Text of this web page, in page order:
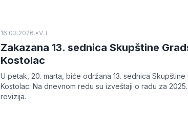
16.03.2026.•V. I.
Zakazana 13. sednica Skupštine
Kostolac
U petak, 20. marta, biće održana 13. sednica
Kostolac. Na dnevnom redu su izveštaji o radu za
revizija.